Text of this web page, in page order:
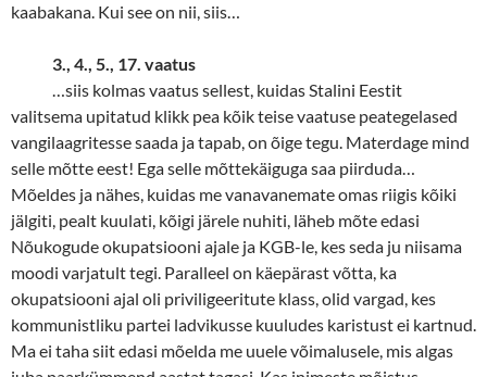
kaabakana. Kui see on nii, siis…
3., 4., 5., 17. vaatus
…siis kolmas vaatus sellest, kuidas Stalini Eestit
valitsema upitatud klikk pea kõik teise vaatuse peategelased
vangilaagritesse saada ja tapab, on õige tegu. Materdage mind
selle mõtte eest! Ega selle mõttekäiguga saa piirduda…
Mõeldes ja nähes, kuidas me vanavanemate omas riigis kõiki
jälgiti, pealt kuulati, kõigi järele nuhiti, läheb mõte edasi
Nõukogude okupatsiooni ajale ja KGB-le, kes seda ju niisama
moodi varjatult tegi. Paralleel on käepärast võtta, ka
okupatsiooni ajal oli priviligeeritute klass, olid vargad, kes
kommunistliku partei ladvikusse kuuludes karistust ei kartnud.
Ma ei taha siit edasi mõelda me uuele võimalusele, mis algas